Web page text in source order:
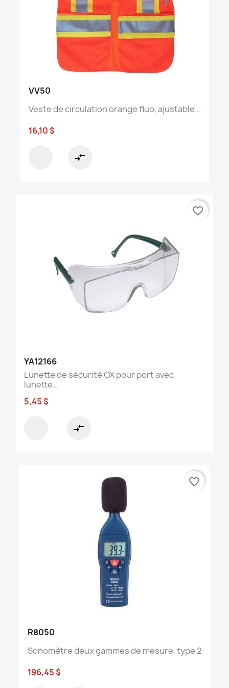
VV50
Veste de circulation orange fluo, ajustable...
16,10 $
compare_arrows
YA12166
Lunette de sécurité OX pour port avec
lunette...
5,45 $
compare_arrows
favorite_border
R8050
Sonomètre deux gammes de mesure, type 2
196,45 $
favorite_border